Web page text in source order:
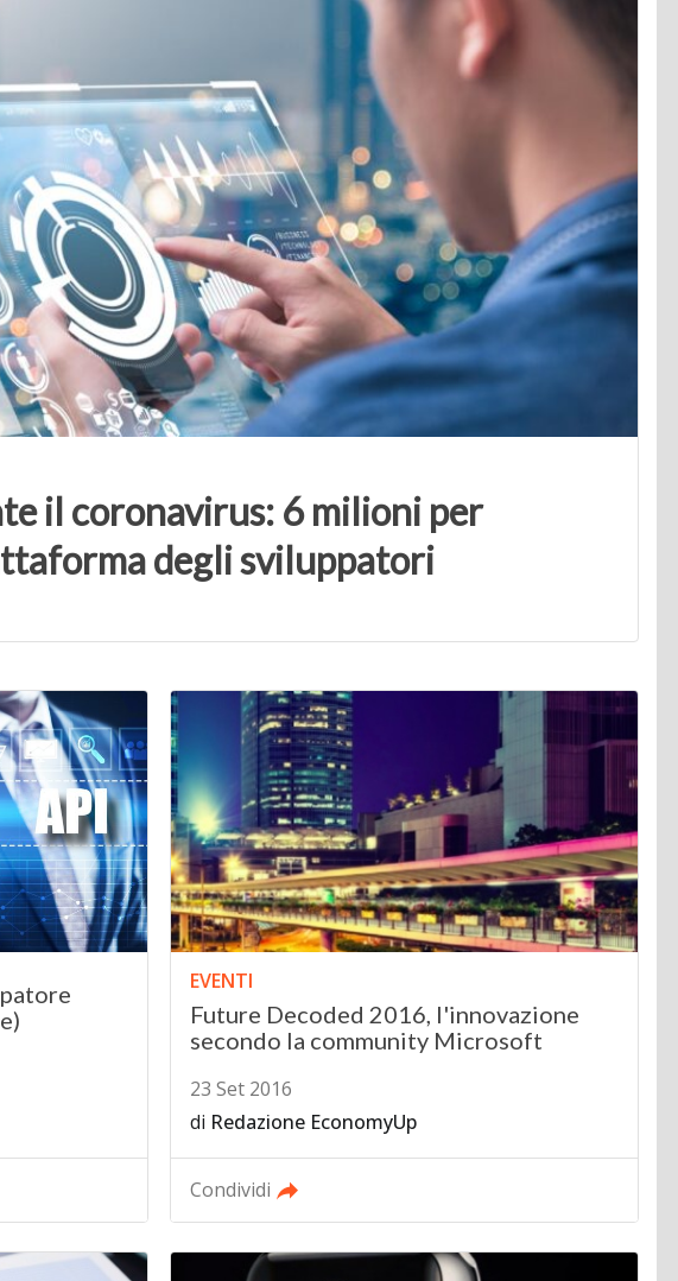
il coronavirus: 6 milioni per
degli sviluppatori
EVENTI
Future Decoded 2016, l'innovazione
secondo la community Microsoft
23 Set 2016
di Redazione EconomyUp
Condividi